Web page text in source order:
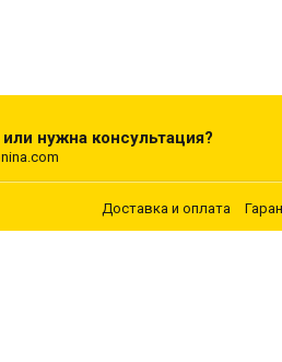
нужна консультация?
Доставка и оплата